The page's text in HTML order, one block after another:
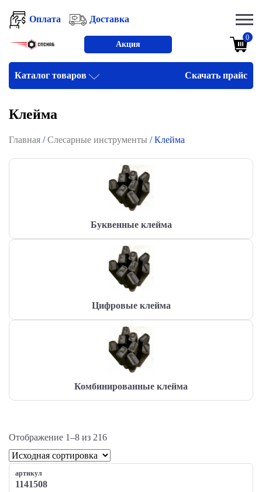
Оплата Доставка
Акция
0
Каталог товаров Скачать прайс
Клейма
Главная /Слесарные инструменты / Клейма
Буквенные клейма
Цифровые клейма
Комбинированные клейма
Отображение 1–8 из 216
артикул
1141508